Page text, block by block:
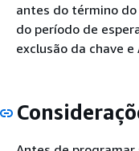
antes do término
do período de
exclusão da chave e